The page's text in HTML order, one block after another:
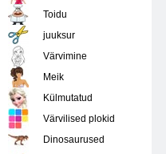
Toidu
juuksur
Värvimine
Meik
Külmutatud
Värvilised plokid
Dinosaurused